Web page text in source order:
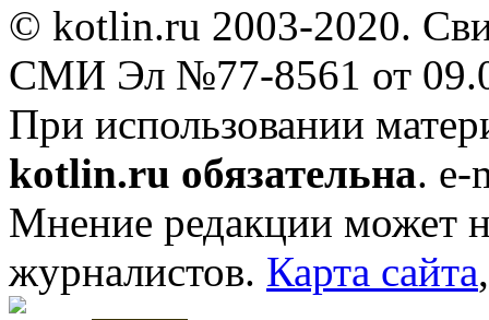
© kotlin.ru 2003-2020.
СМИ Эл №77-8561 от
При использовании
kotlin.ru обязательна. e-
Мнение редакции может
журналистов. Карта сайта